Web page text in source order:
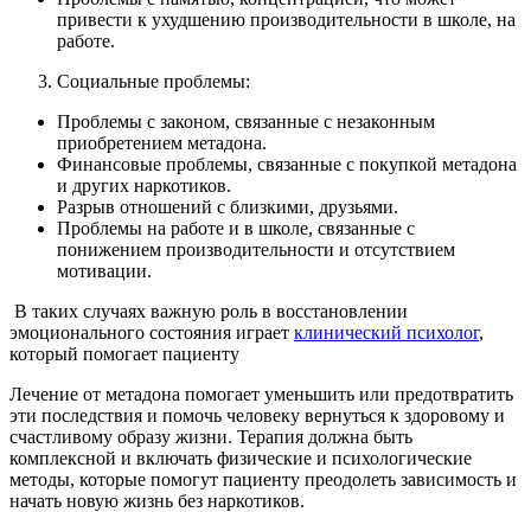
привести к ухудшению производительности в школе, на
работе.
Социальные проблемы:
Проблемы с законом, связанные с незаконным
приобретением метадона.
Финансовые проблемы, связанные с покупкой метадона
и других наркотиков.
Разрыв отношений с близкими, друзьями.
Проблемы на работе и в школе, связанные с
понижением производительности и отсутствием
мотивации.
В таких случаях важную роль в восстановлении
эмоционального состояния играет клинический психолог,
который помогает пациенту
Лечение от метадона помогает уменьшить или предотвратить
эти последствия и помочь человеку вернуться к здоровому и
счастливому образу жизни. Терапия должна быть
комплексной и включать физические и психологические
методы, которые помогут пациенту преодолеть зависимость и
начать новую жизнь без наркотиков.